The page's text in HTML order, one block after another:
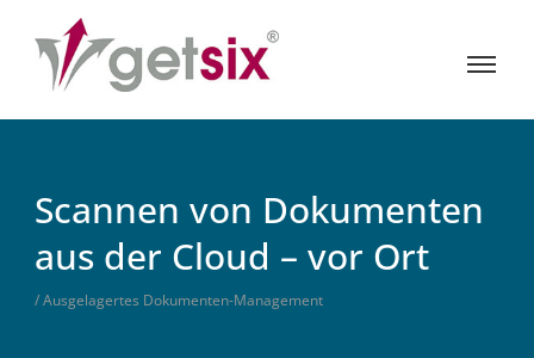
Scannen von Dokumenten
aus der Cloud – vor Ort
/ Ausgelagertes Dokumenten-Management